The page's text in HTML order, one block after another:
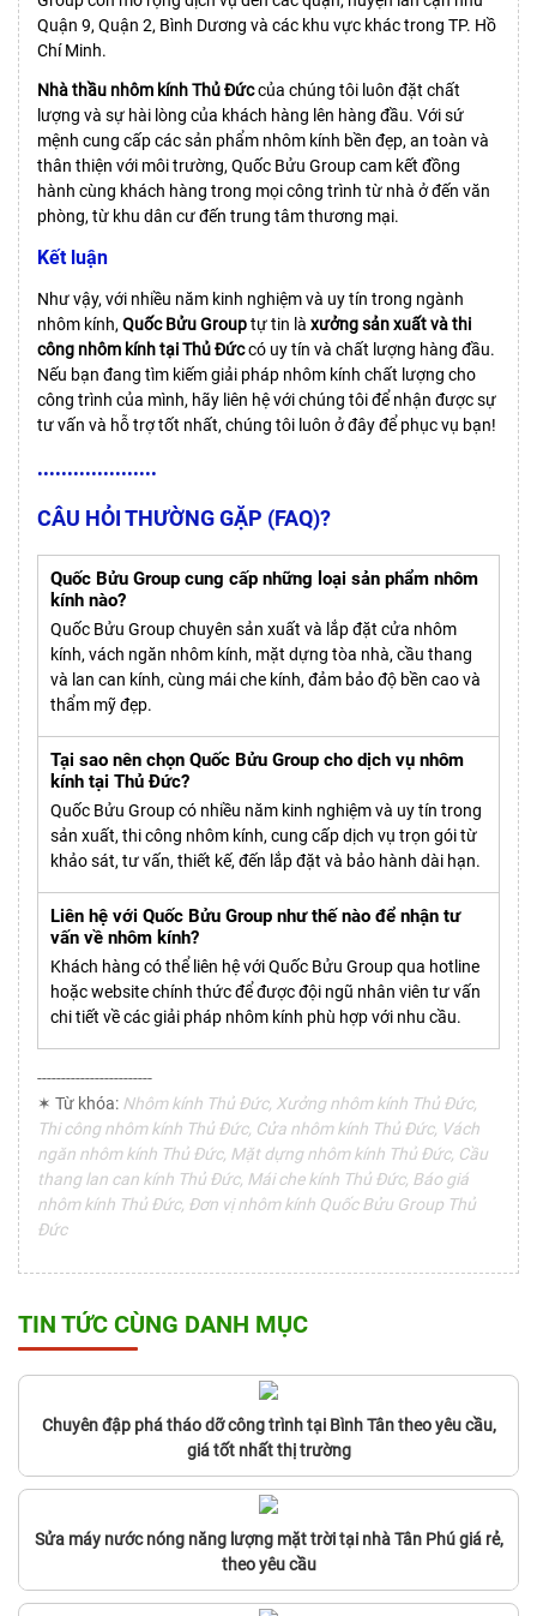
Quận 9, Quận 2, Bình Dương và các khu vực khác trong TP. Hồ
Chí Minh.
Nhà thầu nhôm kính Thủ Đứccủa chúng tôi luôn đặt chất
lượng và sự hài lòng của khách hàng lên hàng đầu. Với sứ
mệnh cung cấp các sản phẩm nhôm kính bền đẹp, an toàn và
thân thiện với môi trường, Quốc Bửu Group cam kết đồng
hành cùng khách hàng trong mọi công trình từ nhà ở đến văn
phòng, từ khu dân cư đến trung tâm thương mại.
Kết luận
Như vậy, với nhiều năm kinh nghiệm và uy tín trong ngành
nhôm kính,Quốc Bửu Grouptự tin là xưởngsản xuất và thi
công nhôm kính tại Thủ Đứccó uy tín và chất lượng hàng đầu.
Nếu bạn đang tìm kiếm giải pháp nhôm kính chất lượng cho
công trình của mình, hãy liên hệ với chúng tôi để nhận được sự
tư vấn và hỗ trợ tốt nhất, chúng tôi luôn ở đây để phục vụ bạn!
••••••••••••••••••••
CÂU HỎI THƯỜNG GẶP (FAQ)?
Quốc Bửu Group cung cấp những loại sản phẩm nhôm
kính nào?
Quốc Bửu Group chuyên sản xuất và lắp đặt cửa nhôm
kính, vách ngăn nhôm kính, mặt dựng tòa nhà, cầu thang
và lan can kính, cùng mái che kính, đảm bảo độ bền cao và
thẩm mỹ đẹp.
Tại sao nên chọn Quốc Bửu Group cho dịch vụ nhôm
kính tại Thủ Đức?
Quốc Bửu Group có nhiều năm kinh nghiệm và uy tín trong
sản xuất, thi công nhôm kính, cung cấp dịch vụ trọn gói từ
khảo sát, tư vấn, thiết kế, đến lắp đặt và bảo hành dài hạn.
Liên hệ với Quốc Bửu Group như thế nào để nhận tư
vấn về nhôm kính?
Khách hàng có thể liên hệ với Quốc Bửu Group qua hotline
hoặc website chính thức để được đội ngũ nhân viên tư vấn
chi tiết về các giải pháp nhôm kính phù hợp với nhu cầu.
------------------------
✶ Từ khóa: Nhôm kính Thủ Đức, Xưởng nhôm kính Thủ Đức,
Thi công nhôm kính Thủ Đức, Cửa nhôm kính Thủ Đức, Vách
ngăn nhôm kính Thủ Đức, Mặt dựng nhôm kính Thủ Đức, Cầu
thang lan can kính Thủ Đức, Mái che kính Thủ Đức, Báo giá
nhôm kính Thủ Đức, Đơn vị nhôm kính Quốc Bửu Group Thủ
Đức
TIN TỨC CÙNG DANH MỤC
Chuyên đập phá tháo dỡ công trình tại Bình Tân theo yêu cầu,
giá tốt nhất thị trường
Sửa máy nước nóng năng lượng mặt trời tại nhà Tân Phú giá rẻ,
theo yêu cầu